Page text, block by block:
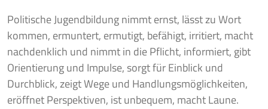
Politische Jugendbildung nimmt ernst, lässt zu Wort
kommen, ermuntert, ermutigt, befähigt, irritiert, macht
nachdenklich und nimmt in die Pflicht, informiert, gibt
Orientierung und Impulse, sorgt für Einblick und
Durchblick, zeigt Wege und Handlungsmöglichkeiten,
eröffnet Perspektiven, ist unbequem, macht Laune.